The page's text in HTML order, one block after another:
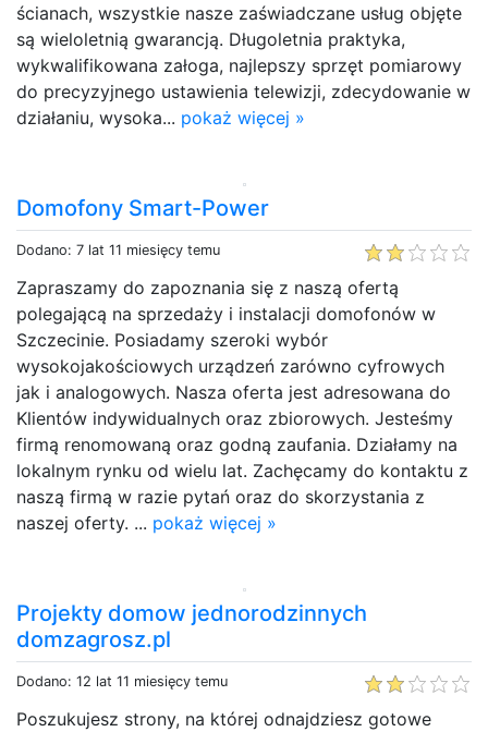
ścianach, wszystkie nasze zaświadczane usług objęte
są wieloletnią gwarancją. Długoletnia praktyka,
wykwalifikowana załoga, najlepszy sprzęt pomiarowy
do precyzyjnego ustawienia telewizji, zdecydowanie w
działaniu, wysoka... pokaż więcej »
Domofony Smart-Power
Dodano: 7 lat 11 miesięcy temu
Zapraszamy do zapoznania się z naszą ofertą
polegającą na sprzedaży i instalacji domofonów w
Szczecinie. Posiadamy szeroki wybór
wysokojakościowych urządzeń zarówno cyfrowych
jak i analogowych. Nasza oferta jest adresowana do
Klientów indywidualnych oraz zbiorowych. Jesteśmy
firmą renomowaną oraz godną zaufania. Działamy na
lokalnym rynku od wielu lat. Zachęcamy do kontaktu z
naszą firmą w razie pytań oraz do skorzystania z
naszej oferty. ... pokaż więcej »
Projekty domow jednorodzinnych
domzagrosz.pl
Dodano: 12 lat 11 miesięcy temu
Poszukujesz strony, na której odnajdziesz gotowe